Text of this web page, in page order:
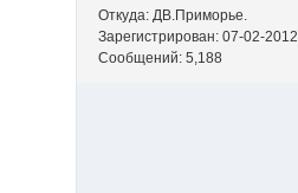
Откуда: ДВ.Приморье.
Зарегистрирован: 07-02-2012
Сообщений: 5,188